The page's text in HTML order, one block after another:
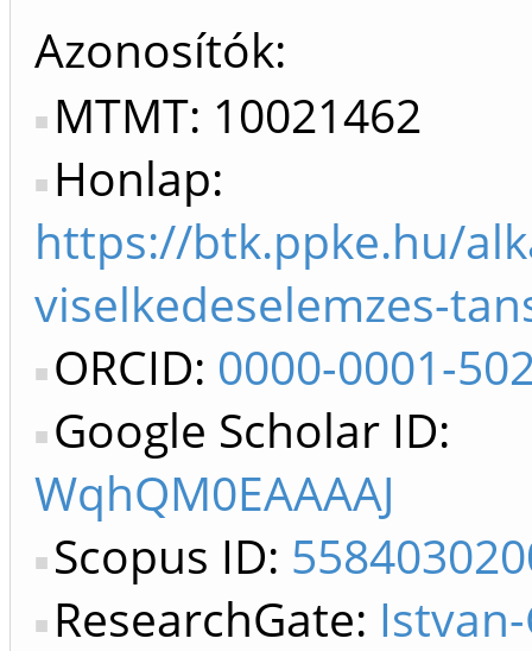
Azonosítók
MTMT: 10021462
Honlap:
https://btk.ppke.hu/
viselkedeselemzes-
ORCID: 0000-0001-
Google Scholar ID:
WqhQM0EAAAAJ
Scopus ID:
ResearchGate: